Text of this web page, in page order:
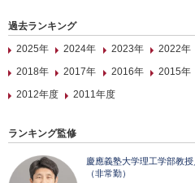
過去ランキング
2025年
2024年 2023年 2022年
2018年
2017年 2016年 2015年
2012年度
2011年度
ランキング監修
慶應義塾大学理工学部教
（非常勤）